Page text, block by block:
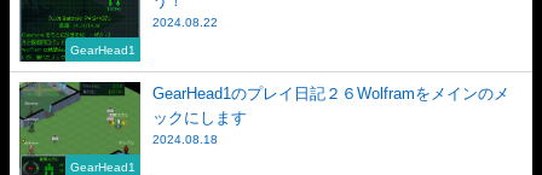
GearHead1
2024.08.22
GearHead1
GearHead1のプレイ日記２６Wolframをメインのメ
ックにします
2024.08.18